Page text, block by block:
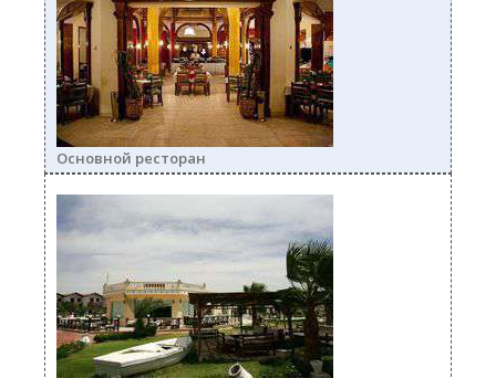
rest250.jpg
Основной ресторан
1mini.jpg